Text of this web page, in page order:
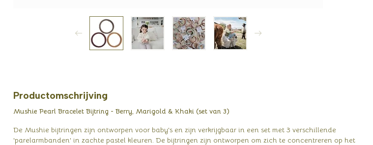
Productomschrijving
Mushie Pearl Bracelet Bijtring - Berry, Marigold & Khaki (set van 3)
De Mushie bijtringen zijn ontworpen voor baby's en zijn verkrijgbaar in een set met 3 verschillende
'parelarmbanden' in zachte pastel kleuren. De bijtringen zijn ontworpen om zich te concentreren op het